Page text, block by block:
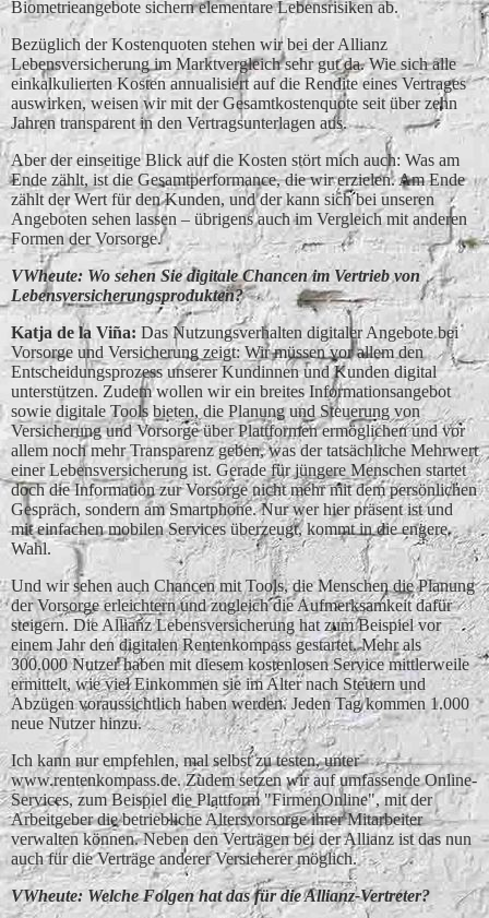
Biometrieangebote sichern elementare Lebensrisiken ab.
Bezüglich der Kostenquoten stehen wir bei der Allianz
Lebensversicherung im Marktvergleich sehr gut da. Wie sich alle
einkalkulierten Kosten annualisiert auf die Rendite eines Vertrages
auswirken, weisen wir mit der Gesamtkostenquote seit über zehn
Jahren transparent in den Vertragsunterlagen aus.
Aber der einseitige Blick auf die Kosten stört mich auch: Was am
Ende zählt, ist die Gesamtperformance, die wir erzielen. Am Ende
zählt der Wert für den Kunden, und der kann sich bei unseren
Angeboten sehen lassen – übrigens auch im Vergleich mit anderen
Formen der Vorsorge.
VWheute: Wo sehen Sie digitale Chancen im Vertrieb von
Lebensversicherungsprodukten?
Katja de la Vin͂a:Das Nutzungsverhalten digitaler Angebote bei
Vorsorge und Versicherung zeigt: Wir müssen vor allem den
Entscheidungsprozess unserer Kundinnen und Kunden digital
unterstützen. Zudem wollen wir ein breites Informationsangebot
sowie digitale Tools bieten, die Planung und Steuerung von
Versicherung und Vorsorge über Plattformen ermöglichen und vor
allem noch mehr Transparenz geben, was der tatsächliche Mehrwert
einer Lebensversicherung ist. Gerade für jüngere Menschen startet
doch die Information zur Vorsorge nicht mehr mit dem persönlichen
Gespräch, sondern am Smartphone. Nur wer hier präsent ist und
mit einfachen mobilen Services überzeugt, kommt in die engere
Wahl.
Und wir sehen auch Chancen mit Tools, die Menschen die Planung
der Vorsorge erleichtern und zugleich die Aufmerksamkeit dafür
steigern. Die Allianz Lebensversicherung hat zum Beispiel vor
einem Jahr den digitalen Rentenkompass gestartet. Mehr als
300.000 Nutzer haben mit diesem kostenlosen Service mittlerweile
ermittelt, wie viel Einkommen sie im Alter nach Steuern und
Abzügen voraussichtlich haben werden. Jeden Tag kommen 1.000
neue Nutzer hinzu.
Ich kann nur empfehlen, mal selbst zu testen, unter
www.rentenkompass.de. Zudem setzen wir auf umfassende Online-
Services, zum Beispiel die Plattform "FirmenOnline", mit der
Arbeitgeber die betriebliche Altersvorsorge ihrer Mitarbeiter
verwalten können. Neben den Verträgen bei der Allianz ist das nun
auch für die Verträge anderer Versicherer möglich.
VWheute: Welche Folgen hat das für die Allianz-Vertreter?